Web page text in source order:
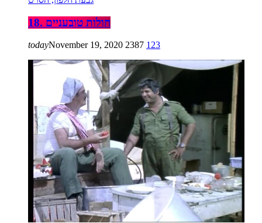
18. חולות טובעניים
todayNovember 19, 2020 2387 123